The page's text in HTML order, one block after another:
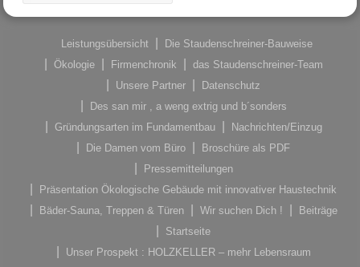
Leistungsübersicht
Die Staudenschreiner-Bauweise
Ökologie
Firmenchronik
das Staudenschreiner-Team
Unsere Partner
Datenschutz
Des san mir , a weng extrig und b´sonders
Gründungsarten im Fundamentbau
Nachrichten/Einzug
Die Damen vom Büro
Broschüre als PDF
Pressemitteilungen
Präsentation Ökologische Gebäude mit innovativer Haustechnik
Bäder-Sauna, Treppen & Türen
Wir suchen Dich !
Beiträge
Startseite
Unser Prospekt : HOLZKELLER – mehr Lebensraum